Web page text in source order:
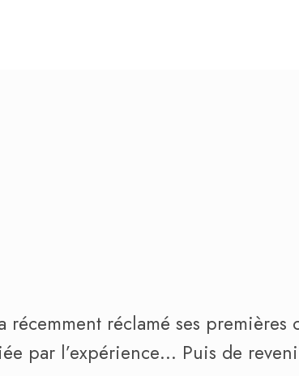
réclamé ses premières
par l’expérience… Puis de